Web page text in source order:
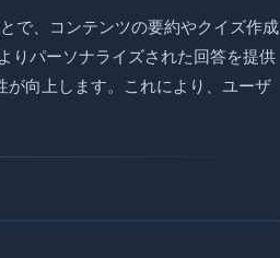
で、コンテンツの要約やクイズ作成
りパーソナライズされた回答を提供
向上します。これにより、ユーザ